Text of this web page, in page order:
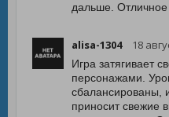
дальше.
alisa-1304 18
Игра затягивает
персонажами.
сбалансированы,
приносит свежие